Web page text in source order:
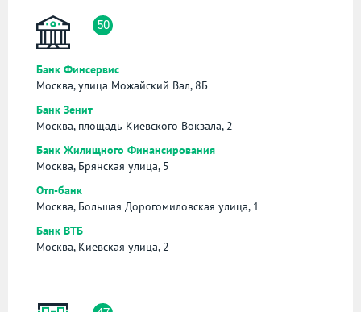
50
Банк Финсервис
Москва, улица Можайский Вал, 8Б
Банк Зенит
Москва, площадь Киевского Вокзала, 2
Банк Жилищного Финансирования
Москва, Брянская улица, 5
Отп-банк
Москва, Большая Дорогомиловская улица, 1
Банк ВТБ
Москва, Киевская улица, 2